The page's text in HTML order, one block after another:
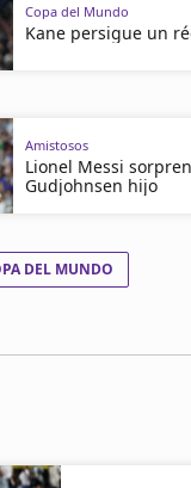
Copa del Mundo
Kane persigue un
Amistosos
Lionel Messi
Gudjohnsen hijo
DEL MUNDO